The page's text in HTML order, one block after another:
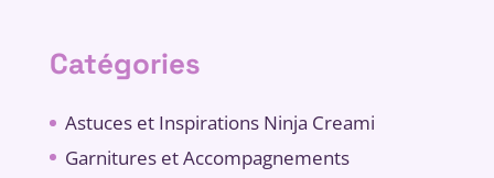
Catégories
Astuces et Inspirations Ninja Creami
Garnitures et Accompagnements